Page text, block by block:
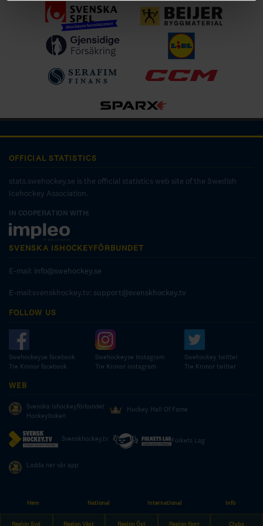
Hem National International Info
Region Syd Region Väst Region Öst Region Norr Clubs
OFFICIAL STATISTICS
stats.swehockey.se is the official statistics web site of the Swedish
Icehockey Association.
IN COOPERATION WITH:
SVENSKA ISHOCKEYFÖRBUNDET
E-mail: info@swehockey.se
E-mail:svenskhockey.tv: support@svenskhockey.tv
FOLLOW US
Swehockeyse facebook
Tre Kronor facebook
Swehockeyse Instagram
Tre Kronor instagram
Swehockey twitter
Tre Kronor twitter
WEB
Svenska Ishockeyförbundet
Hockeyboken
Hockey Hall Of Fame
Svenskhockey.tv Folkets Lag
Ladda ner vår app